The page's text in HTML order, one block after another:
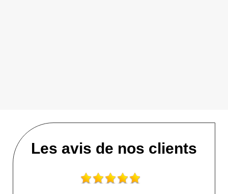
Les avis de nos clients